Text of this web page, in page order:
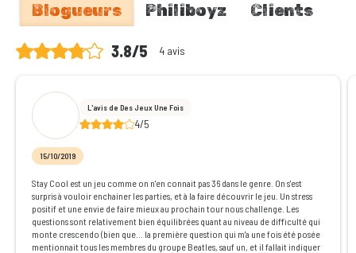
Blogueurs Philiboyz Clients
3.8/5 4 avis
L'avis de Des Jeux Une Fois
4/5
15/10/2019
Stay Cool est un jeu comme on n'en connait pas 36 dans le genre. On s'est
surpris à vouloir enchainer les parties, et à la faire découvrir le jeu. Un stress
positif et une envie de faire mieux au prochain tour nous challenge. Les
questions sont relativement bien équilibrées quant au niveau de difficulté qui
monte crescendo (bien que... la première question qui m'a une fois été posée
mentionnait tous les membres du groupe Beatles, sauf un, et il fallait indiquer